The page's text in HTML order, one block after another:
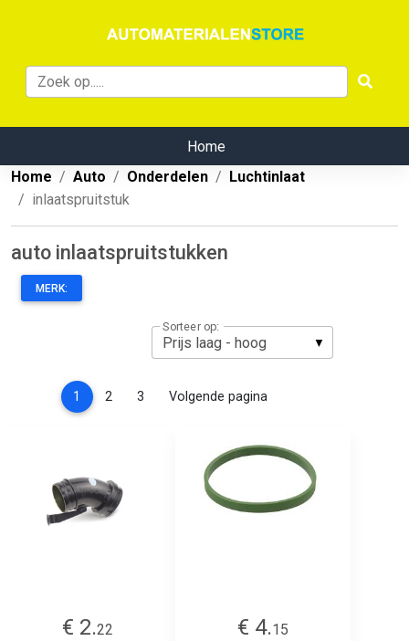
Home
Home
Auto Onderdelen
Luchtinlaat
inlaatspruitstuk
auto inlaatspruitstukken
MERK:
Sorteer op:
1 (current)
2 3 Volgende pagina
€ 2.22
€ 4.15